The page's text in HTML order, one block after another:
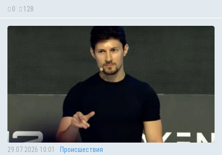
0 128
29.07.2026 10:01 Происшествия